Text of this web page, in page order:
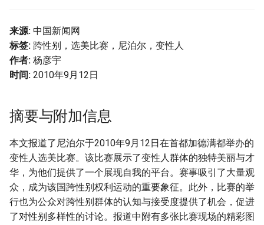
来源: 中国新闻网
标签: 跨性别，选美比赛，尼泊尔，变性人
作者: 杨彦宇
时间: 2010年9月12日
摘要与附加信息
本文报道了尼泊尔于2010年9月12日在首都加德满都举办的
变性人选美比赛。该比赛展示了变性人群体的独特美丽与才
华，为他们提供了一个展现自我的平台。赛事吸引了大量观
众，成为该国跨性别权利运动的重要象征。此外，比赛的举
行也为公众对跨性别群体的认知与接受度提供了机会，促进
了对性别多样性的讨论。报道中附有多张比赛现场的精彩图